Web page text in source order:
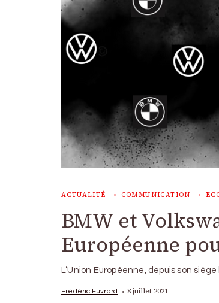
ACTUALITÉ COMMUNICATION
BMW et
Européenne
L’Union Européenne, depuis son
Frédéric Euvrard 8 juillet 2021